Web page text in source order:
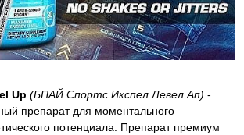
Up (БПАЙ Спортс Икспел Левел Ап) -
препарат для моментального
потенциала. Препарат премиум